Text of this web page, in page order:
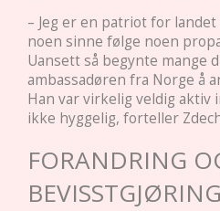
– Jeg er en patriot for
noen sinne følge noen
Uansett så begynte mange
ambassadøren fra Norge å
Han var virkelig veldig aktiv
ikke hyggelig, forteller
FORANDRING
BEVISSTGJØRING